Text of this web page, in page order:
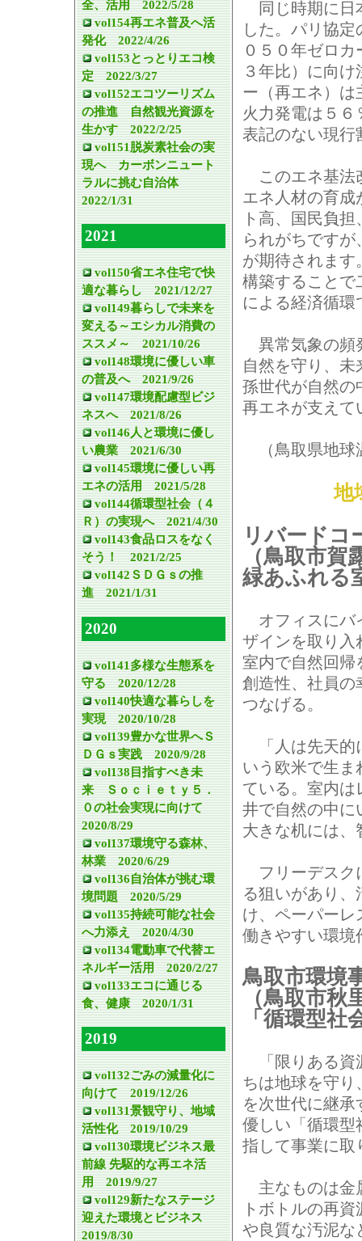
全、活用 2022/5/28
vol154再エネ普及へ活
発化 2022/4/26
vol153とっとりエコ検
定 2022/3/27
vol152エコツーリズム
の推進 自然観光資源を
生かす 2022/2/25
vol151脱炭素社会の実
現へ カーボンニュート
ラルに挑む自治体
2022/1/31
2021
vol150省エネ住宅で快
適な暮らし 2021/12/27
vol149暮らしで未来を
変える～エシカル消費の
ススメ～ 2021/10/26
vol148環境に優しい車
の普及へ 2021/9/26
vol147環境配慮型ビジ
ネスへ 2021/8/26
vol146人と環境に優し
い農業 2021/6/30
vol145環境に優しい再
エネの活用 2021/5/28
vol144循環型社会（４
Ｒ）の実現へ 2021/4/30
vol143食品ロスをなく
そう！ 2021/2/25
vol142ＳＤＧｓの推
進 2021/1/31
2020
vol141多様な生態系を
守る 2020/12/28
vol140快適な暮らしを
実現 2020/10/28
vol139豊かな世界へＳ
ＤＧｓ実践 2020/9/28
vol138目指すべき未
来 Ｓｏｃｉｅｔｙ５．
０の社会実現に向けて
2020/8/29
vol137環境守る森林、
林業 2020/6/29
vol136自治体が挑む環
境問題 2020/5/29
vol135持続可能な社会
へ力添え 2020/4/30
vol134電動車で代替エ
ネルギー活用 2020/2/27
vol133エコに通じる
食、健康 2020/1/31
2019
vol132ごみの減量化に
向けて 2019/12/26
vol131景観守り、地域
活性化 2019/10/29
vol130環境ビジネス最
前線 先駆的な再エネ活
用 2019/9/27
vol129新たなステージ
迎えた環境とビジネス
2019/8/30
同じ時期に日
した。パリ協
０５０年ゼロ
３年比）に向
ー（再エネ）は
火力発電は５
表記のない現行
このエネ基法
エネ人材の育成
ト高、国民負
られがちです
が期待されます
構築することで
による経済循
異常気象の頻
自然を守り、
孫世代が自然の
再エネが支えて
（鳥取県地球
地
リバードコ
（鳥取市賀
緑あふれる
オフィスにバ
ザインを取り入
室内で自然回帰
創造性、社員の
つなげる。
「人は先天的
いう欧米で生ま
ている。室内は
井で自然の中に
大きな机には、
フリーデスク
る狙いがあり
け、ペーパーレ
働きやすい環境
鳥取市環境
（鳥取市秋
「循環型
「限りある資
ちは地球を守り
を次世代に継承
優しい「循環型
指して事業に取
主なものは金
トボトルの再
や良質な汚泥な